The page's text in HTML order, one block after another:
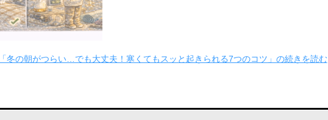
「冬の朝がつらい…でも大丈夫！寒くてもスッと起きられる7つのコツ」の続きを読む